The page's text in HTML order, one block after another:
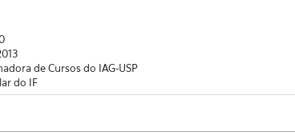
de Cursos do IAG-USP
do IF